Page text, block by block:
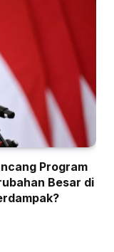
Program
Besar di